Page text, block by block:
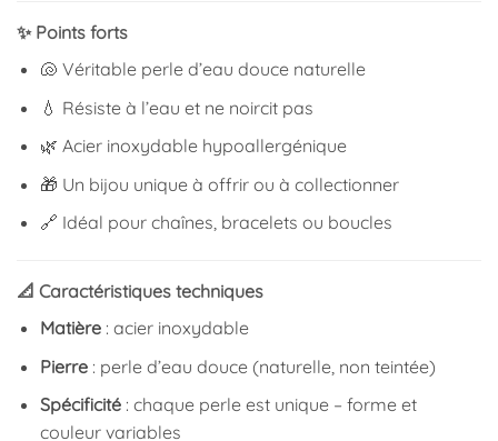
✨ Points forts
🐚 Véritable perle d’eau douce naturelle
💧 Résiste à l’eau et ne noircit pas
🌿 Acier inoxydable hypoallergénique
🎁 Un bijou unique à offrir ou à collectionner
🔗 Idéal pour chaînes, bracelets ou boucles
📐 Caractéristiques techniques
Matière: acier inoxydable
Pierre: perle d’eau douce (naturelle, non teintée)
Spécificité: chaque perle est unique – forme et
couleur variables